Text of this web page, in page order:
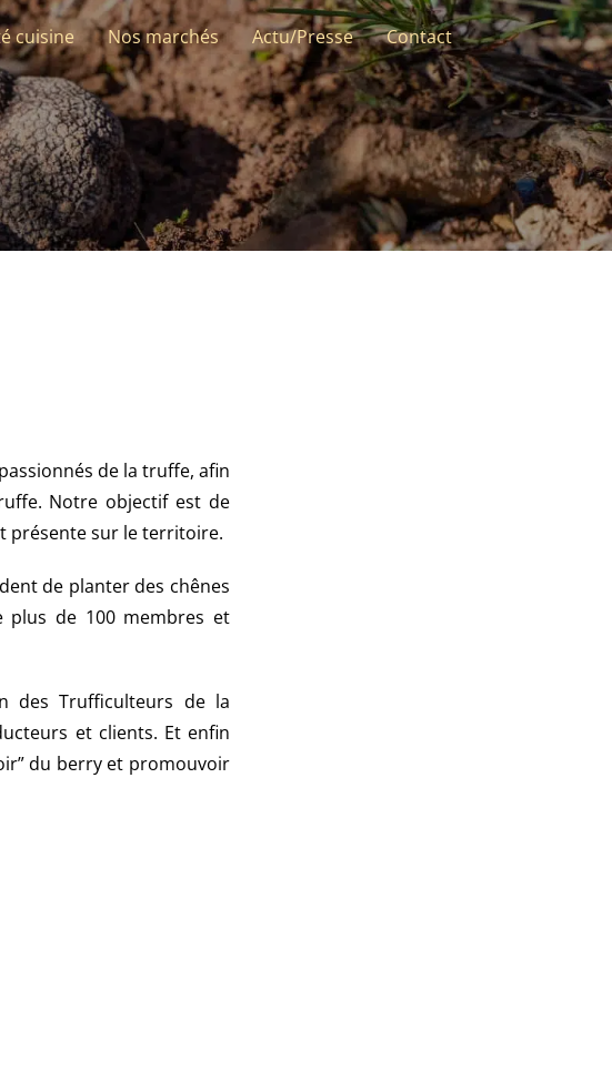
cuisine Nos marchés Actu/Presse Contact
de la truffe, afin
Notre objectif est de
présente sur le territoire.
de planter des chênes
plus de 100 membres et
des Trufficulteurs de la
et clients. Et enfin
du berry et promouvoir